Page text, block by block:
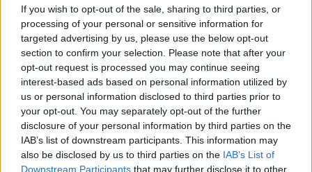
If you wish to opt-out of the sale, sharing to third parties, or
processing of your personal or sensitive information for
targeted advertising by us, please use the below opt-out
section to confirm your selection. Please note that after your
opt-out request is processed you may continue seeing
interest-based ads based on personal information utilized by
us or personal information disclosed to third parties prior to
your opt-out. You may separately opt-out of the further
disclosure of your personal information by third parties on the
IAB’s list of downstream participants. This information may
also be disclosed by us to third parties on the IAB’s List of
Downstream Participants that may further disclose it to other
que millones de personas se sienten
interpeladas. Tela.
Lo más probable es que en 48 horas alguien
identifique al hombre, suelte una entrevista al
New York Post o similar, y el meme entre en su
segunda fase: la de la cara con nombre y
apellidos. Hasta entonces, sigue siendo el
invitado misterioso que prefirió el postre antes
que la supervivencia. Cosas que pasan en 2026.